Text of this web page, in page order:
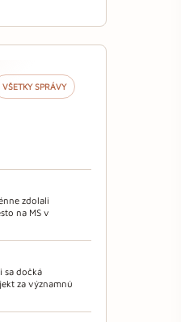
VŠETKY SPRÁVY
zdolali
na MS v
sa dočká
za významnú